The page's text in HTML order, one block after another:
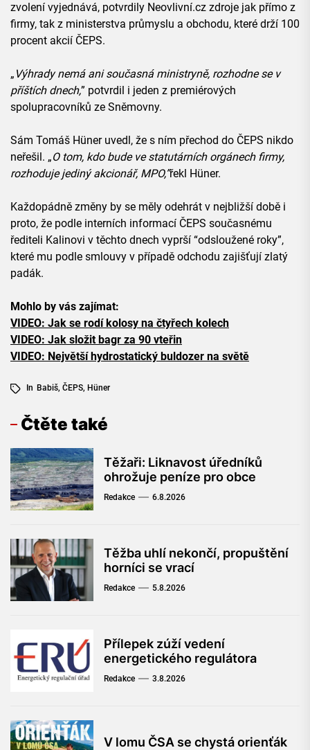
zvolení vyjednává, potvrdily Neovlivní.cz zdroje jak přímo z
firmy, tak z ministerstva průmyslu a obchodu, které drží 100
procent akcií ČEPS.
„ Výhrady nemá ani současná ministryně, rozhodne se v
příštích dnech,” potvrdil i jeden z premiérových
spolupracovníků ze Sněmovny.
Sám Tomáš Hüner uvedl, že s ním přechod do ČEPS nikdo
neřešil. „O tom, kdo bude ve statutárních orgánech firmy,
rozhoduje jediný akcionář, MPO,”řekl Hüner.
Každopádně změny by se měly odehrát v nejbližší době i
proto, že podle interních informací ČEPS současnému
řediteli Kalinovi v těchto dnech vyprší “odsloužené roky”,
které mu podle smlouvy v případě odchodu zajišťují zlatý
padák.
Mohlo by vás zajímat:
VIDEO: Jak se rodí kolosy na čtyřech kolech
VIDEO: Jak složit bagr za 90 vteřin
VIDEO: Největší hydrostatický buldozer na světě
In Babiš, ČEPS, Hüner
Čtěte také
Těžaři: Liknavost úředníků
ohrožuje peníze pro obce
Redakce 6.8.2026
Těžba uhlí nekončí, propuštění
horníci se vrací
Redakce 5.8.2026
Přílepek zúží vedení
energetického regulátora
Redakce 3.8.2026
V lomu ČSA se chystá orienťák